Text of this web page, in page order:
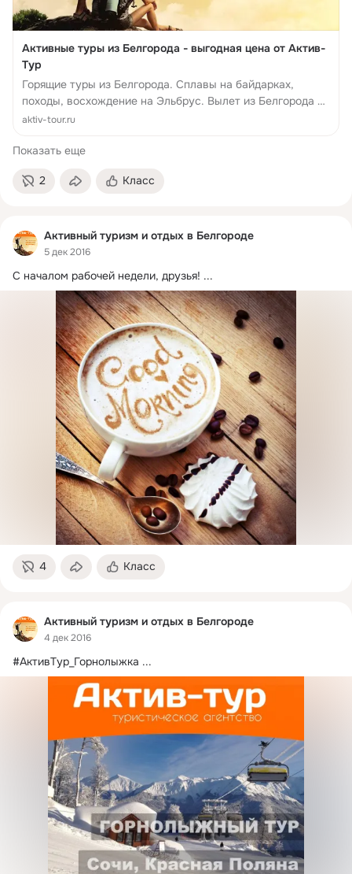
Активные туры из Белгорода - выгодная цена от Актив-
Тур
Горящие туры из Белгорода. Сплавы на байдарках,
походы, восхождение на Эльбрус. Вылет из Белгорода не
дорого, автобусные туры из Белгорода, экскурсионные
aktiv-tour.ru
Показать еще
2 Класс
Активный туризм и отдых в Белгороде
5 дек 2016
С началом рабочей недели, друзья! ...
4 Класс
Активный туризм и отдых в Белгороде
4 дек 2016
#АктивТур_Горнолыжка ...